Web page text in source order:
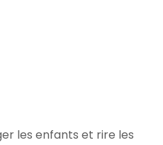
les enfants et rire les